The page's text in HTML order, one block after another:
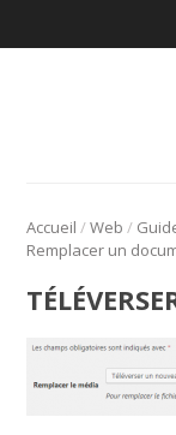
Accueil /Web /
Remplacer un